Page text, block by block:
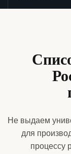
Не выдаем
для
процессу